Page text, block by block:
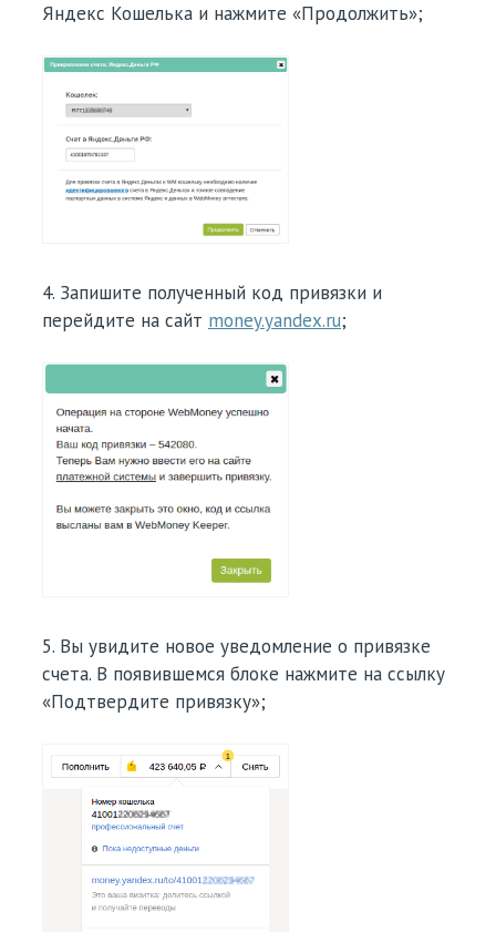
Яндекс Кошелька и нажмите «Продолжить»;
4. Запишите полученный код привязки и
перейдите на сайт money.yandex.ru;
5. Вы увидите новое уведомление о привязке
счета. В появившемся блоке нажмите на ссылку
«Подтвердите привязку»;